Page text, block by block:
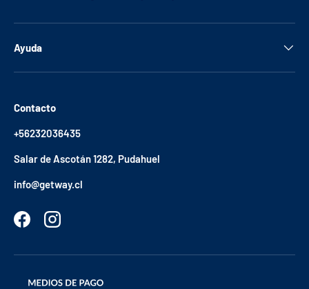
Ayuda
Contacto
+56232036435
Salar de Ascotán 1282, Pudahuel
info@getway.cl
FacebookInstagram